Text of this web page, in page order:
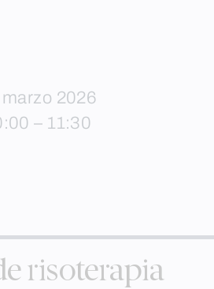
marzo 2026
– 11:30
risoterapia